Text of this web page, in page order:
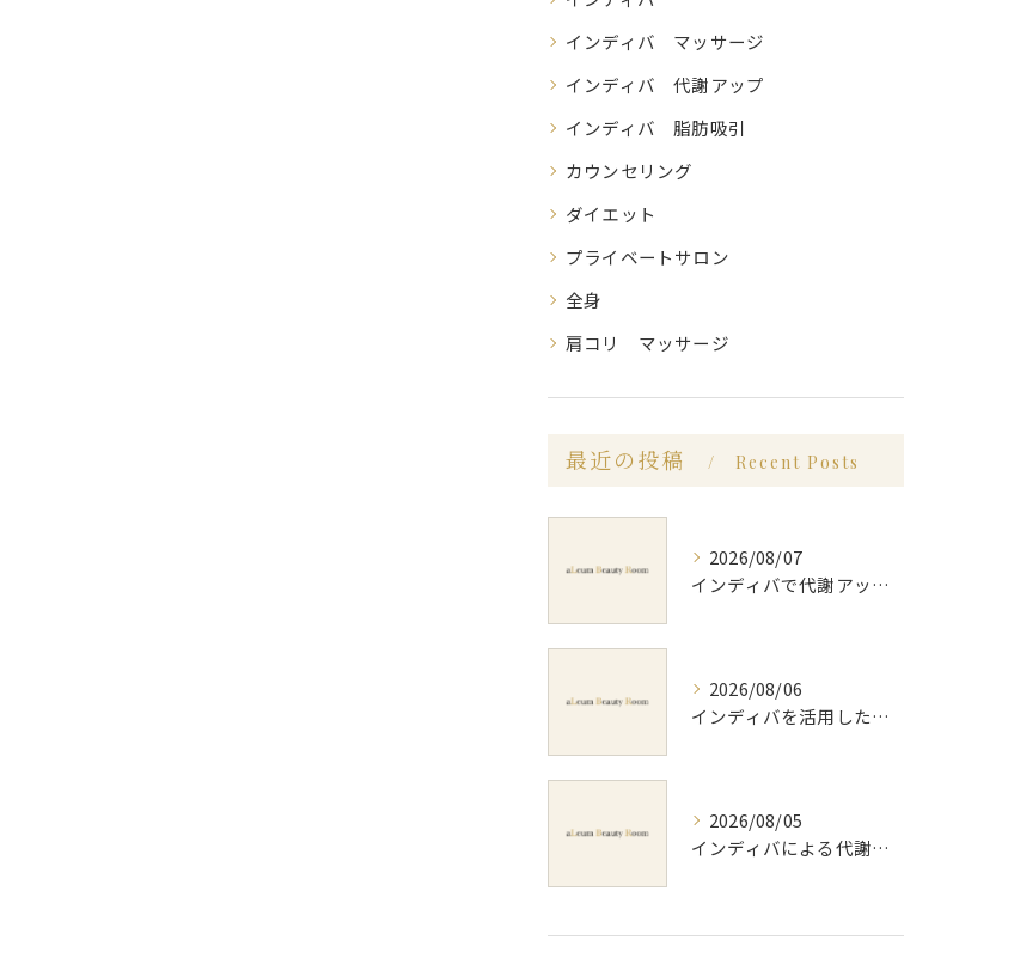
インディバ マッサージ
インディバ 代謝アップ
インディバ 脂肪吸引
カウンセリング
ダイエット
プライベートサロン
全身
肩コリ マッサージ
最近の投稿 Recent Posts
2026/08/07
インディバで代謝アップ体験効果とビフォーアフター徹底解説
2026/08/06
インディバを活用した足痩せ方法とセルライトやむくみ改善のポイント
2026/08/05
インディバによる代謝アップのビフォーアフター実体験と効果的な回数の見極め方